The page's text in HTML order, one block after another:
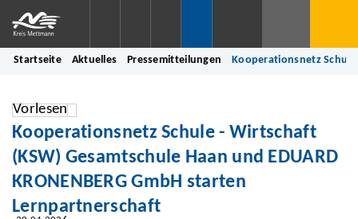
Startseite Aktuelles Pressemitteilungen Kooperationsnetz Schule
Vorlesen
Kooperationsnetz Schule - Wirtschaft
(KSW) Gesamtschule Haan und EDUARD
KRONENBERG GmbH starten
Lernpartnerschaft